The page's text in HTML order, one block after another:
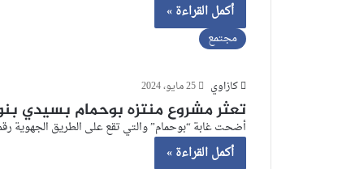
أكمل القراءة »
مجتمع
كازاوي 25 مايو، 2024
تعثر مشروع منتزه بوحمام بسيدي
أضحت غابة “بوحمام” والتي تقع على الطريق الجهوية رقم 202 الرابطة بين سيدي بنور والزمامرة، في وضعية كارثية، بعدما
أكمل القراءة »